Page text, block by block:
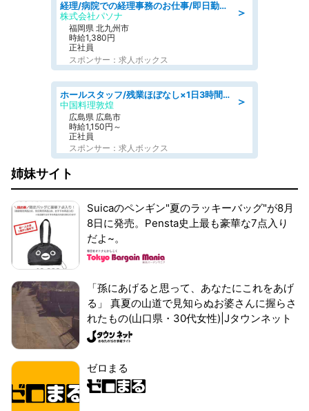
＞
経理/病院での経理事務のお仕事/即日勤務可/車通勤可/経理/一般事務
株式会社パソナ
福岡県 北九州市
時給1,380円
正社員
スポンサー：求人ボックス
＞
ホールスタッフ/残業ほぼなし×1日3時間〜勤務OK!フォロー体制も充実/広島県/広島市南区
中国料理敦煌
広島県 広島市
時給1,150円～
正社員
スポンサー：求人ボックス
姉妹サイト
Suicaのペンギン"夏のラッキーバッグ"が8月
8日に発売。Pensta史上最も豪華な7点入り
だよ~。
「孫にあげると思って、あなたにこれをあげ
る」 真夏の山道で見知らぬお婆さんに握らさ
れたもの(山口県・30代女性)|Jタウンネット
ゼロまる